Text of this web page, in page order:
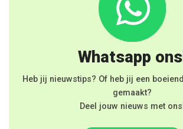
Whatsapp
Heb jij nieuwstips? Of heb jij een
gemaakt?
Deel jouw nieuws met